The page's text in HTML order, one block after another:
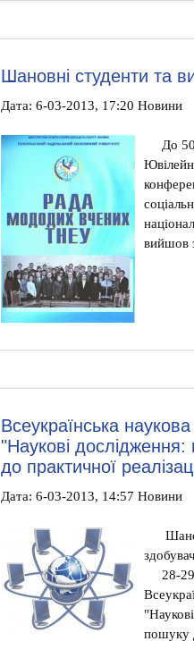
Шановні студенти та
Дата: 6-03-2013, 17:20 Новини
До
вийшов
Всеукраїнська
"Наукові
до практичної
Дата: 6-03-2013, 14:57 Новини
28-
пошуку